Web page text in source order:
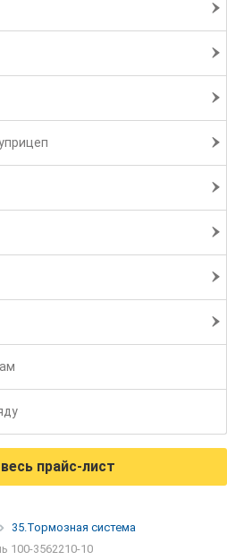
прайс-лист
35.Тормозная система
100-3562210-10